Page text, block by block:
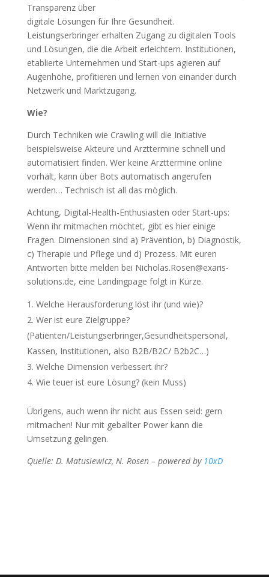
Transparenz über
digitale Lösungen für Ihre Gesundheit.
Leistungserbringer erhalten Zugang zu digitalen Tools
und Lösungen, die die Arbeit erleichtern. Institutionen,
etablierte Unternehmen und Start-ups agieren auf
Augenhöhe, profitieren und lernen von einander durch
Netzwerk und Marktzugang.
Wie?
Durch Techniken wie Crawling will die Initiative
beispielsweise Akteure und Arzttermine schnell und
automatisiert finden. Wer keine Arzttermine online
vorhält, kann über Bots automatisch angerufen
werden… Technisch ist all das möglich.
Achtung, Digital-Health-Enthusiasten oder Start-ups:
Wenn ihr mitmachen möchtet, gibt es hier einige
Fragen. Dimensionen sind a) Prävention, b) Diagnostik,
c) Therapie und Pflege und d) Prozess. Mit euren
Antworten bitte melden bei Nicholas.Rosen@exaris-
solutions.de, eine Landingpage folgt in Kürze.
Welche Herausforderung löst ihr (und wie)?
Wer ist eure Zielgruppe?
(Patienten/Leistungserbringer,Gesundheitspersonal,
Kassen, Institutionen, also B2B/B2C/ B2b2C…)
Welche Dimension verbessert ihr?
Wie teuer ist eure Lösung? (kein Muss)
Übrigens, auch wenn ihr nicht aus Essen seid: gern
mitmachen! Nur mit geballter Power kann die
Umsetzung gelingen.
Quelle: D. Matusiewicz, N. Rosen – powered by 10xD